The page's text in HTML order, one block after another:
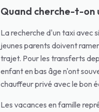
Quand cherche-t-on
La recherche d'un taxi avec
jeunes parents doivent
trajet. Pour les transferts
enfant en bas âge n'ont
chauffeur privé avec le bon
Les vacances en famille